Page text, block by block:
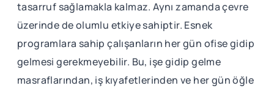
tasarruf sağlamakla kalmaz. Aynı zamanda çevre
üzerinde de olumlu etkiye sahiptir. Esnek
programlara sahip çalışanların her gün ofise gidip
gelmesi gerekmeyebilir. Bu, işe gidip gelme
masraflarından, iş kıyafetlerinden ve her gün öğle